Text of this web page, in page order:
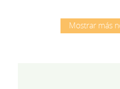
Mostrar más